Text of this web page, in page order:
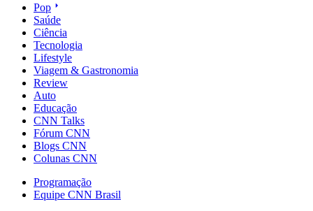
Pop
Saúde
Ciência
Tecnologia
Lifestyle
Viagem & Gastronomia
Review
Auto
Educação
CNN Talks
Fórum CNN
Blogs CNN
Colunas CNN
Programação
Equipe CNN Brasil